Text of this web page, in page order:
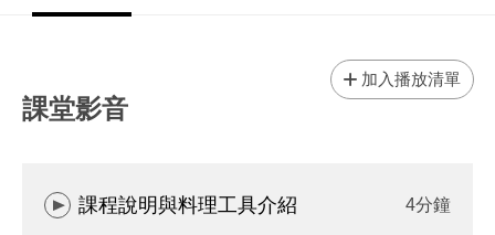
課堂影音
加入播放清單
課程說明與料理工具介紹 4分鐘